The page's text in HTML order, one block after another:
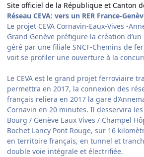
Site officiel de la République et Canton
Réseau CEVA: vers un RER France-
Le projet CEVA Cornavin-Eaux-Vives -
Grand Genève préfigure la création d’un
géré par une filiale SNCF-Chemins de
voit se profiler une ouverture à la
Le CEVA est le grand projet ferroviaire
permettra en 2017, la connexion des
français reliera en 2017 la gare
Cornavin en 20 minutes. Il desservira
Bourg / Genève Eaux Vives / Champel
Bochet Lancy Pont Rouge, sur 16
en territoire français, en tunnel et
double voie intégrale et électrifiée.